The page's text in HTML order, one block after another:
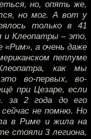
но, опять же,
но мог. А вот у
только в 41
и Клеопатры – это,
«Рим», а очень даже
пеплуме
как мы
во-первых, во-
при Цезаре, если
за 2 года до его
не помню. Но
в Риме и жила на
стояли 3 легиона,